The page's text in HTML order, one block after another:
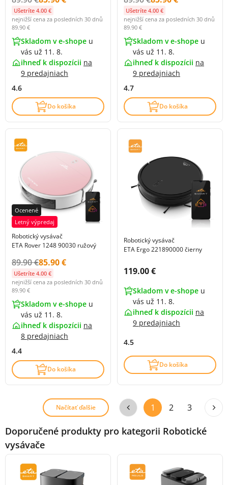
Ušetríte 4.00 €
nejnižší cena za posledních 30 dnů
89.90 €
Skladom v e-shope u
vás už 11. 8.
ihneď k dispozícii na
9 predajniach
4.6
Do košíka
Ušetríte 4.00 €
nejnižší cena za posledních 30 dnů
89.90 €
Skladom v e-shope u
vás už 11. 8.
ihneď k dispozícii na
9 predajniach
4.7
Do košíka
Ocenené
Letný výpredaj
Robotický vysávač
ETA Rover 1248 90030 ružový
Původní cena s DPH:
89.90 €Cena s DPH:
85.90 €
Ušetríte 4.00 €
nejnižší cena za posledních 30 dnů
89.90 €
Skladom v e-shope u
vás už 11. 8.
ihneď k dispozícii na
8 predajniach
4.4
Do košíka
Robotický vysávač
ETA Ergo 221890000 čierny
Cena s DPH:
119.00 €
Skladom v e-shope u
vás už 11. 8.
ihneď k dispozícii na
9 predajniach
4.5
Do košíka
Načítať ďalšie 1 2 3
Doporučené produkty pro kategorii Robotické
vysávače